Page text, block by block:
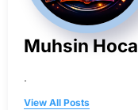
Muhsin Hoca
.
View All Posts